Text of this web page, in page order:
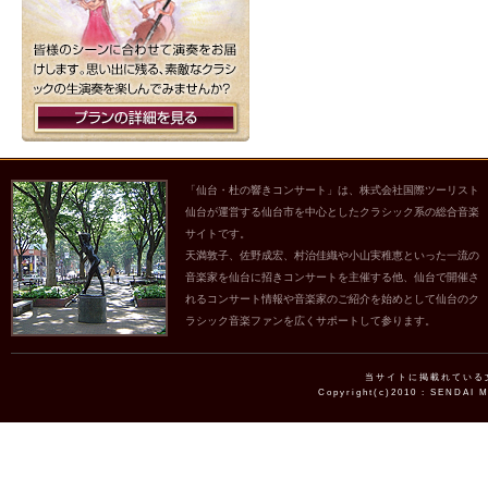
「仙台・杜の響きコンサート」は、株式会社国際ツーリスト
仙台が運営する仙台市を中心としたクラシック系の総合音楽
サイトです。
天満敦子、佐野成宏、村治佳織や小山実稚恵といった一流の
音楽家を仙台に招きコンサートを主催する他、仙台で開催さ
れるコンサート情報や音楽家のご紹介を始めとして仙台のク
ラシック音楽ファンを広くサポートして参ります。
当サイトに掲載れてい
Copyright(c)2010 : SENDAI